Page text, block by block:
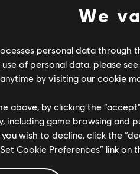
We
personal data through
of personal data, please
by visiting our cookie
above, by clicking the
including game browsing and
wish to decline, click the
Cookie Preferences” link